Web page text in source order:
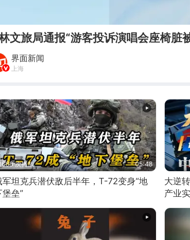
文旅局通报“游客投诉演唱会座椅脏被
界面新闻
上海
次播放 05:48
军坦克兵潜伏敌后半年，T-72变身“地
堡垒”
大逆
产业